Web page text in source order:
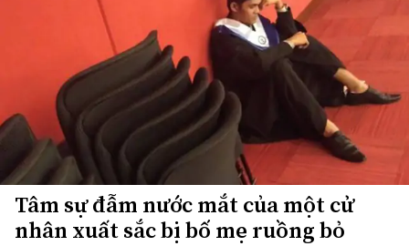
Tâm sự đẫm nước mắt của một cử
nhân xuất sắc bị bố mẹ ruồng bỏ